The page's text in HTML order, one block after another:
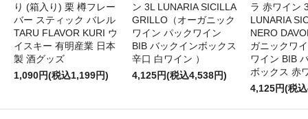
り (箱入り) 栗 樽フレー
バー スティック バレル
TARU FLAVOR KURI ウ
イスキー 有明産業 日本
製 酒グッズ
1,090円(税込1,199円)
ン 3L LUNARIA SICILLA
GRILLO（オーガニック
ワイン パックワイン
BIB バックインボックス
辛口 白ワイン ）
4,125円(税込4,538円)
ラ 赤ワイ
LUNARIA
NERO
ガニックワ
ワイン BIB
ボックス 赤
4,125円(税